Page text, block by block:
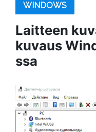
WINDOWS
Laitteen
kuvaus
ssa